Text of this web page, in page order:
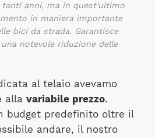
anni, ma in quest'ultimo
in maniera importante
bici da strada. Garantisce
notevole riduzione delle
al telaio avevamo
alla variabile prezzo.
budget predefinito oltre il
andare, il nostro